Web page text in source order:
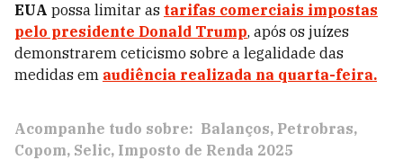
EUA possa limitar as tarifas comerciais impostas
pelo presidente Donald Trump, após os juízes
demonstrarem ceticismo sobre a legalidade das
medidas em audiência realizada na quarta-feira.
Acompanhe tudo sobre: Balanços Petrobras
Copom Selic Imposto de Renda 2025